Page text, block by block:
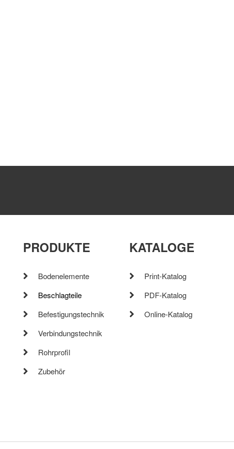
PRODUKTE
Bodenelemente
Beschlagteile
Befestigungstechnik
Verbindungstechnik
Rohrprofil
Zubehör
KATALOGE
Print-Katalog
PDF-Katalog
Online-Katalog